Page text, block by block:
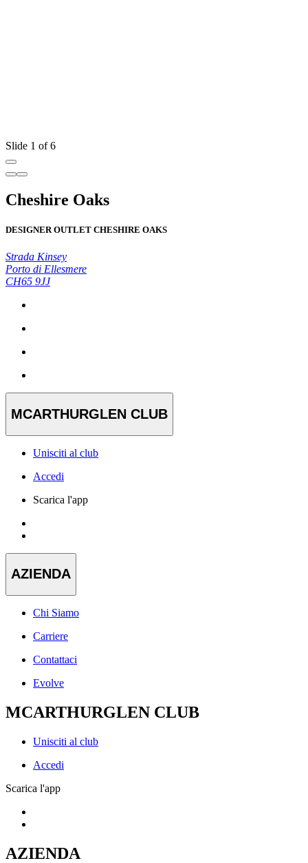
Slide 1 of 6
Cheshire Oaks
DESIGNER OUTLET CHESHIRE OAKS
Strada Kinsey
Porto di Ellesmere
CH65 9JJ
MCARTHURGLEN CLUB
Unisciti al club
Accedi
Scarica l'app
AZIENDA
Chi Siamo
Carriere
Contattaci
Evolve
MCARTHURGLEN CLUB
Unisciti al club
Accedi
Scarica l'app
AZIENDA